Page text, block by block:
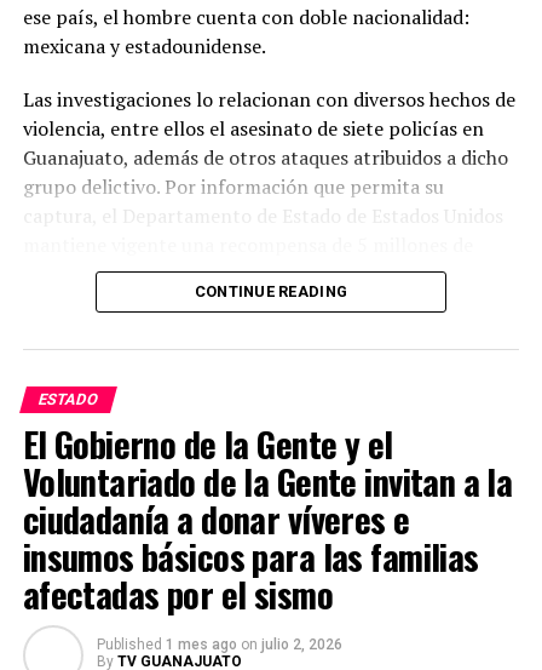
ese país, el hombre cuenta con doble nacionalidad:
mexicana y estadounidense.
Las investigaciones lo relacionan con diversos hechos de
violencia, entre ellos el asesinato de siete policías en
Guanajuato, además de otros ataques atribuidos a dicho
grupo delictivo. Por información que permita su
captura, el Departamento de Estado de Estados Unidos
delictivo mantiene presencia en varios estados del país y
lo consideran uno de los principales generadores de
violencia. Mientras tanto, las investigaciones continúan
y las autoridades mexicanas y estadounidenses
mantienen la búsqueda de Juan Carlos Valencia
González para que responda ante la justicia por los
delitos que se le atribuyen.
CONTINUE READING
ESTADO
El Gobierno de la Gente y el
Voluntariado de la Gente invitan a la
ciudadanía a donar víveres e
insumos básicos para las familias
afectadas por el sismo
Published 1 mes ago on julio 2, 2026
By TV GUANAJUATO